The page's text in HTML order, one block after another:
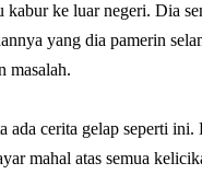
ke luar negeri. Dia
yang dia pamerin
masalah.
cerita gelap seperti
mahal atas semua